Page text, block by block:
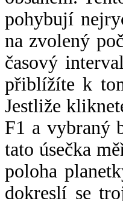
pohybují
na zvolený
časový
přiblížíte k
Jestliže
F1 a vybraný
tato úsečka
poloha
dokreslí se